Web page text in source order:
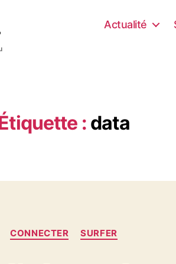
Actualité
: data
C
a
CONNECTER SURFER